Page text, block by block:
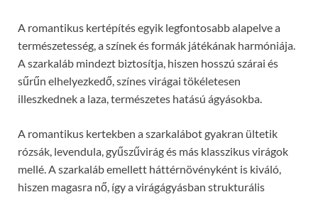
A romantikus kertépítés egyik legfontosabb alapelve a
természetesség, a színek és formák játékának harmóniája.
A szarkaláb mindezt biztosítja, hiszen hosszú szárai és
sűrűn elhelyezkedő, színes virágai tökéletesen
illeszkednek a laza, természetes hatású ágyásokba.
A romantikus kertekben a szarkalábot gyakran ültetik
rózsák, levendula, gyűszűvirág és más klasszikus virágok
mellé. A szarkaláb emellett háttérnövényként is kiváló,
hiszen magasra nő, így a virágágyásban strukturális